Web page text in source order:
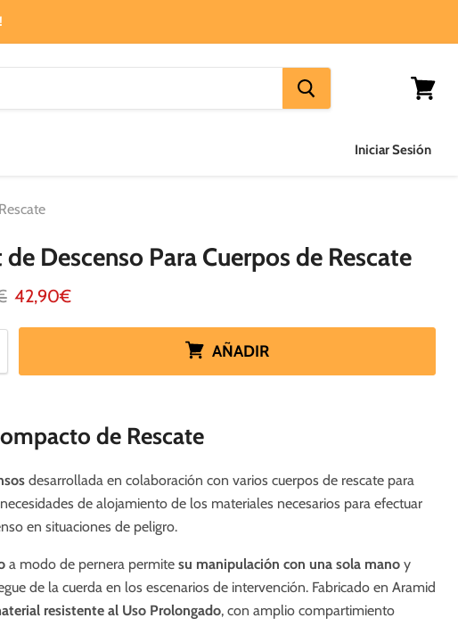
Iniciar Sesión
Descenso Para Cuerpos de Rescate
Precio actual
42,90€
AÑADIR
de Rescate
desarrollada en colaboración con varios cuerpos de rescate para
de alojamiento de los materiales necesarios para efectuar
en situaciones de peligro.
a modo de pernera permitesu manipulación con una sola mano y
de la cuerda en los escenarios de intervención. Fabricado en Aramid
resistente al Uso Prolongado, con amplio compartimiento